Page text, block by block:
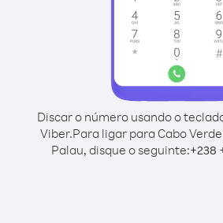
Discar o número usando o
Viber.Para ligar para Cabo
Palau, disque o seguinte:+238